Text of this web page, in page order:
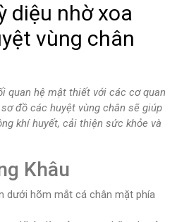
diệu nhờ xoa
vùng chân
quan hệ mật thiết với các cơ quan
đồ các huyệt vùng chân sẽ giúp
khí huyết, cải thiện sức khỏe và
Khâu
dưới hõm mắt cá chân mặt phía